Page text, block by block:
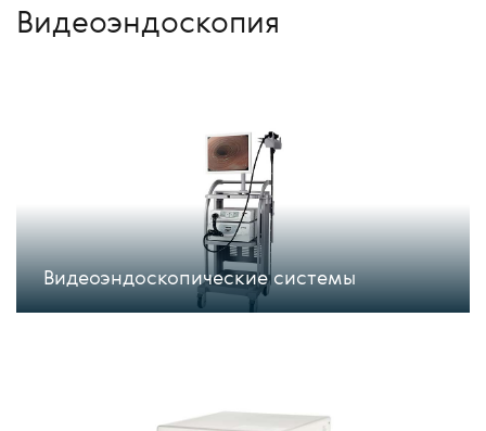
Видеоэндоскопия
Видеоэндоскопические системы